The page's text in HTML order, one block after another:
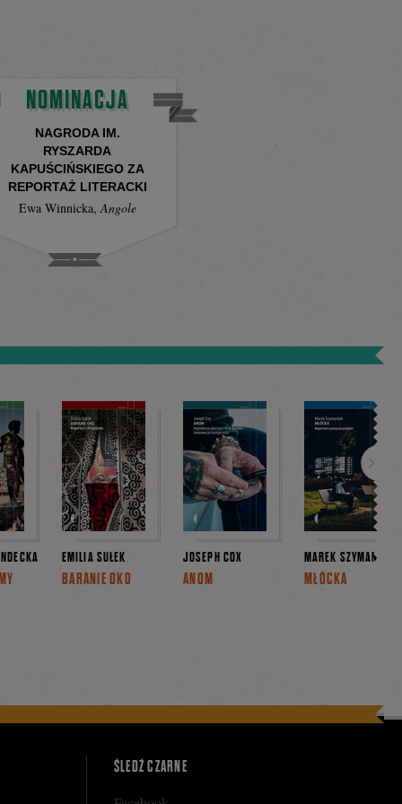
NOMINACJA
NAGRODA IM.
RYSZARDA
KAPUŚCIŃSKIEGO ZA
REPORTAŻ LITERACKI
Ewa Winnicka,Angole
Dalej
EMILIA SUŁEK
BARANIE OKO
JOSEPH COX
ANOM
MAREK SZYMANIAK
MŁÓCKA
ŚLEDŹ CZARNE